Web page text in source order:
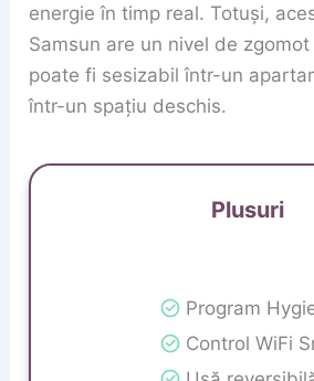
energie în timp real. Totuși,
Samsun are un nivel de
poate fi sesizabil într-un
într-un spațiu deschis.
Plusuri
Program
Control WiFi